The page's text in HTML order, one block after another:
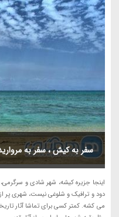
سفر به کیش ، سفر به
اینجا جزیره کیشه، شهر شادی و
دود و ترافیک و شلوغی نیست، شهری پر
می کشه. کمتر کسی برای تماشا آثار